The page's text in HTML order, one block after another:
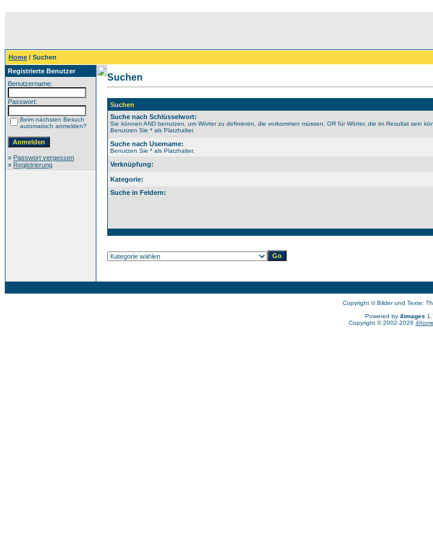
Home / Suchen
Registrierte Benutzer
Benutzername:
Passwort:
Beim nächsten Besuch
automatisch anmelden?
» Passwort vergessen
» Registrierung
Suchen
Suchen
Suche nach Schlüsselwort:
Sie können AND benutzen, um Wörter zu definieren, die vorkommen müssen, OR für Wörter, die im Resultat sein
Benutzen Sie * als Platzhalter.
Suche nach Username:
Benutzen Sie * als Platzhalter.
Verknüpfung:
Kategorie:
Suche in Feldern:
Copyright © Bilder und Texte:
Powered by 4images
Copyright © 2002-2026